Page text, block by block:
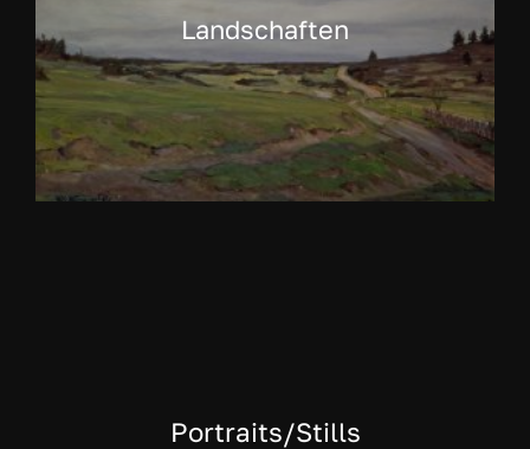
Landschaften
Portraits/Stills